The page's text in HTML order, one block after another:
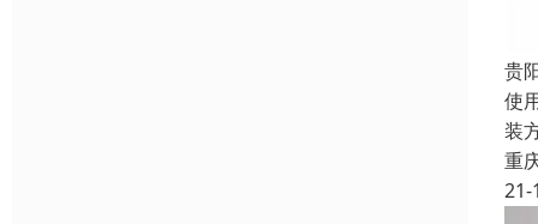
贵
使
装
重
21-